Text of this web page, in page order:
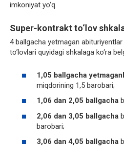
imkoniyat yo‘q.
Super-kontrakt to‘lov
4 ballgacha yetmagan
to‘lovlari quyidagi shkalaga ko‘ra
1,05 ballgacha
miqdorining 1,5 barobari;
1,06 dan 2,05 ballgacha
2,06 dan 3,05 ballgacha
barobari;
3,06 dan 4,05 ballgacha